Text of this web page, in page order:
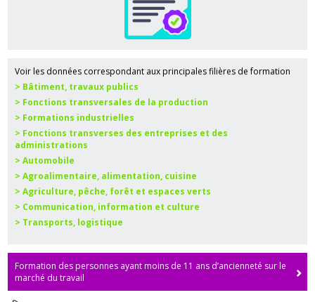
Voir les données correspondant aux principales filières de formation
> Bâtiment, travaux publics
> Fonctions transversales de la production
> Formations industrielles
> Fonctions transverses des entreprises et des
administrations
> Automobile
> Agroalimentaire, alimentation, cuisine
> Agriculture, pêche, forêt et espaces verts
> Communication, information et culture
> Transports, logistique
Formation des personnes ayant moins de 11 ans d’ancienneté sur le
marché du travail